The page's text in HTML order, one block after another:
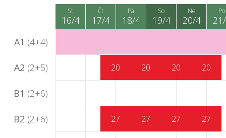
A1 (4+4)
A2 (2+5)
B1 (2+6)
B2 (2+6)
St
16/4
Čt
17/4
Pá
18/4
So
19/4
Ne
20/4
Po
20 20 20 20
27 27 27 27